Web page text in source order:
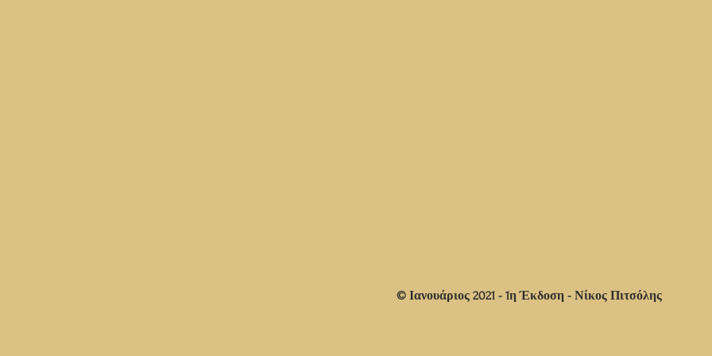
© Ιανουάριος 2021 - 1η Έκδοση - Νίκος Πιτσόλης